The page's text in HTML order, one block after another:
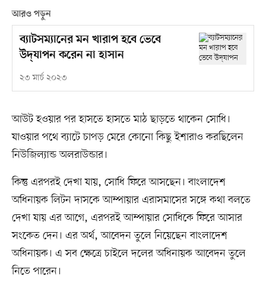
আরও পড়ুন
ব্যাটসম্যানের মন খারাপ হবে ভেবে
উদ্‌যাপন করেন না হাসান
২৩ মার্চ ২০২৩
আউট হওয়ার পর হাসতে হাসতে মাঠ ছাড়তে থাকেন সোধি।
যাওয়ার পথে ব্যাটে চাপড় মেরে কোনো কিছু ইশারাও করছিলেন
নিউজিল্যান্ড অলরাউন্ডার।
কিন্তু এরপরই দেখা যায়, সোধি ফিরে আসছেন। বাংলাদেশ
অধিনায়ক লিটন দাসকে আম্পায়ার এরাসমাসের সঙ্গে কথা বলতে
দেখা যায় এর আগে, এরপরই আম্পায়ার সোধিকে ফিরে আসার
সংকেত দেন। এর অর্থ, আবেদন তুলে নিয়েছেন বাংলাদেশ
অধিনায়ক। এ সব ক্ষেত্রে চাইলে দলের অধিনায়ক আবেদন তুলে
নিতে পারেন।